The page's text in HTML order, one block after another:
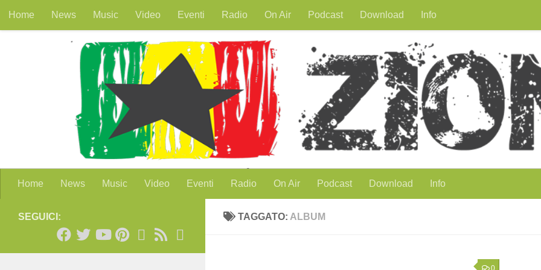
Salta al contenuto
Home News Music Video Eventi Radio On Air Podcast Download Info
Home News Music Video Eventi Radio On Air Podcast Download Info
TAGGATO: ALBUM
0
SEGUICI: